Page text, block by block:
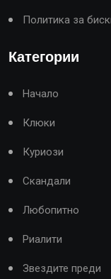
Политика за
Категории
Начало
Клюки
Куриози
Скандали
Любопитно
Риалити
Звездите преди